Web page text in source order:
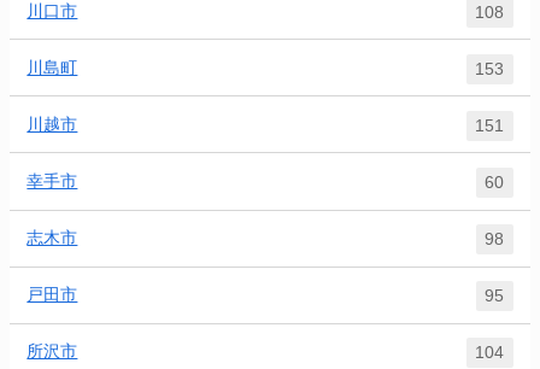
川口市 108
川島町 153
川越市 151
幸手市 60
志木市 98
戸田市 95
所沢市 104